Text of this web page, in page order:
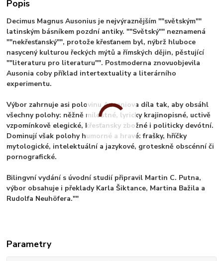
Popis
Decimus Magnus Ausonius je nejvýraznějším ""světským""
latinským básníkem pozdní antiky. ""Světský"" neznamená
""nekřesťanský"", protože křesťanem byl, nýbrž hluboce
nasycený kulturou řeckých mýtů a římských dějin, pěstující
""literaturu pro literaturu"". Postmoderna znovuobjevila
Ausonia coby příklad intertextuality a literárního
experimentu.
Výbor zahrnuje asi polovinu Ausoniova díla tak, aby obsáhl
všechny polohy: něžně milostné, lyricky krajinopisné, uctivě
vzpomínkově elegické, křesťansky zbožné i politicky devótní.
Dominují však polohy humorné a hravé: frašky, hříčky
mytologické, intelektuální a jazykové, groteskně obscénní či
pornografické.
Bilingvní vydání s úvodní studií připravil Martin C. Putna,
výbor obsahuje i překlady Karla Šiktance, Martina Bažila a
Rudolfa Neuhöfera.""
Parametry